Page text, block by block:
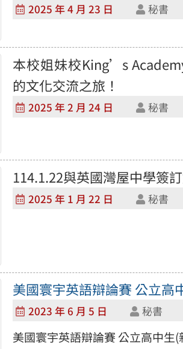
2025 年 4 月 23 日 秘書
本校姐妹校King’s
的文化交流之旅！
2025 年 2 月 24 日 秘書
114.1.22與英國灣屋中學簽
2025 年 1 月 22 日 秘書
美國寰宇英語辯論賽 公立高
2023 年 6 月 5 日 秘書
美國寰宇英語辯論賽 公立高中生